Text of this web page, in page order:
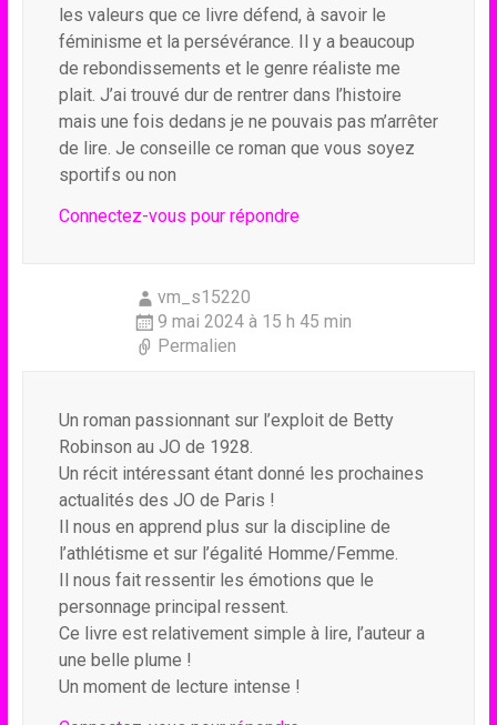
les valeurs que ce livre défend, à savoir le
féminisme et la persévérance. Il y a beaucoup
de rebondissements et le genre réaliste me
plait. J’ai trouvé dur de rentrer dans l’histoire
mais une fois dedans je ne pouvais pas m’arrêter
de lire. Je conseille ce roman que vous soyez
sportifs ou non
Connectez-vous pour répondre
vm_s15220
9 mai 2024 à 15 h 45 min
Permalien
Un roman passionnant sur l’exploit de Betty
Robinson au JO de 1928.
Un récit intéressant étant donné les prochaines
actualités des JO de Paris !
Il nous en apprend plus sur la discipline de
l’athlétisme et sur l’égalité Homme/Femme.
Il nous fait ressentir les émotions que le
personnage principal ressent.
Ce livre est relativement simple à lire, l’auteur a
une belle plume !
Un moment de lecture intense !